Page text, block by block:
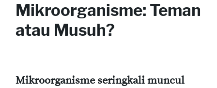
Mikroorganisme: Teman
atau Musuh?
Mikroorganisme seringkali muncul